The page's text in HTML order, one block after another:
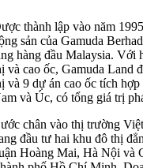
thành lập vào năm
sản của Gamuda
hàng đầu Malaysia. Với
và cao ốc, Gamuda Land
và 9 dự án cao ốc tích
và Úc, có tổng giá trị
chân vào thị trường
đầu tư hai khu đô thị
Hoàng Mai, Hà Nội và